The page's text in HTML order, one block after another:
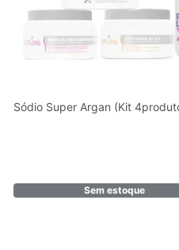
Sódio Super Argan (Kit
Sem estoque